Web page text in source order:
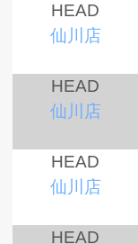
HEAD
仙川店
HEAD
仙川店
HEAD
仙川店
HEAD